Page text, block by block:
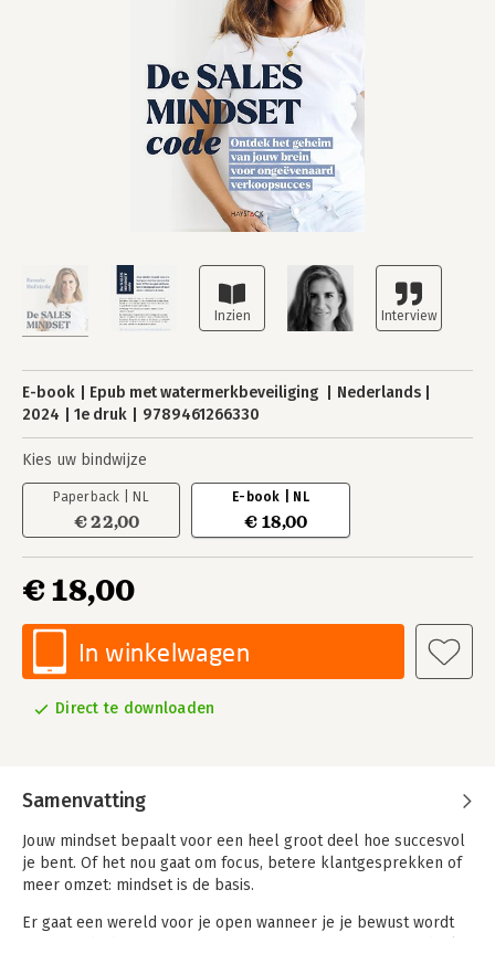
E-book Epub met watermerkbeveiliging
Nederlands
2024
1e druk 9789461266330
Kies uw bindwijze
Paperback | NL
€ 22,00
E-book | NL
€ 18,00
€ 18,00
In winkelwagen
Direct te downloaden
Samenvatting
Jouw mindset bepaalt voor een heel groot deel hoe succesvol
je bent. Of het nou gaat om focus, betere klantgesprekken of
meer omzet: mindset is de basis.
Er gaat een wereld voor je open wanneer je je bewust wordt